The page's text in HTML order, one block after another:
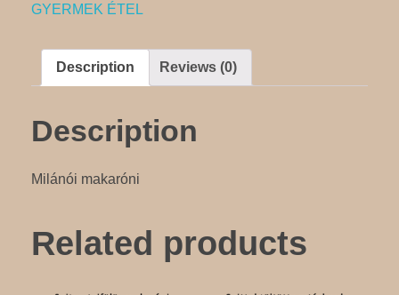
GALÉRIA
RENDEZVÉNYEK
SZÜLETÉSNAP
GYERMEK ÉTEL
Description Reviews (0)
Description
Milánói makaróni
Related products